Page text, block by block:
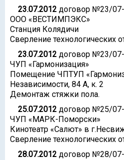
23.07.2012 договор №23/
ООО «ВЕСТИМПЭКС»
Станция Колядичи
Сверление технологических
23.07.2012 договор №23/
ЧУП «Гармонизация»
Помещение ЧПТУП
Независимости, 84 А, к. 2
Демонтаж стяжки пола.
25.07.2012 договор №25/
ЧУП «МАРК-Поморски»
Кинотеатр «Салют» в
Сверление технологических
28.07.2012 договор №28/